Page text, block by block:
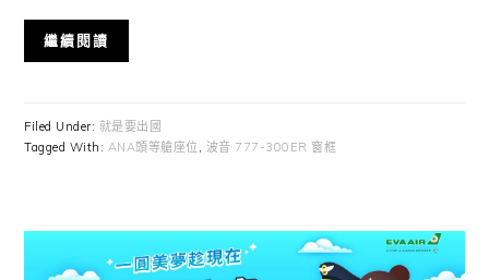
繼續閱讀
Filed Under: 就是要出國
Tagged With: ANA頭等艙座位 波音 777-300ER 窗框